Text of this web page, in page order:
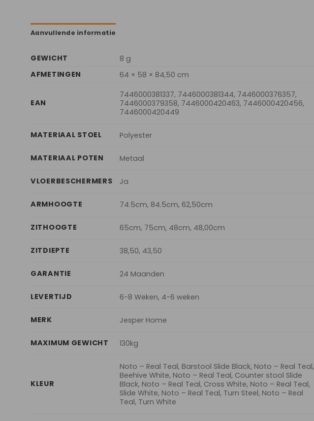
Aanvullende informatie
GEWICHT
8 g
AFMETINGEN
64 × 58 × 84,50 cm
EAN
7446000381337, 7446000381344, 7446000376357,
7446000379358, 7446000420463, 7446000420456,
7446000420449
MATERIAAL STOEL Polyester
MATERIAAL POTEN Metaal
VLOERBESCHERMERS Ja
ARMHOOGTE 74.5cm, 84.5cm, 62,50cm
ZITHOOGTE 65cm, 75cm, 48cm, 48,00cm
ZITDIEPTE 38,50, 43,50
GARANTIE 24 Maanden
LEVERTIJD 6-8 Weken, 4-6 weken
MERK Jesper Home
MAXIMUM GEWICHT 130kg
KLEUR
Noto – Real Teal, Barstool Slide Black, Noto – Real Teal,
Beehive White, Noto – Real Teal, Counter stool Slide
Black, Noto – Real Teal, Cross White, Noto – Real Teal,
Slide White, Noto – Real Teal, Turn Steel, Noto – Real
Teal, Turn White